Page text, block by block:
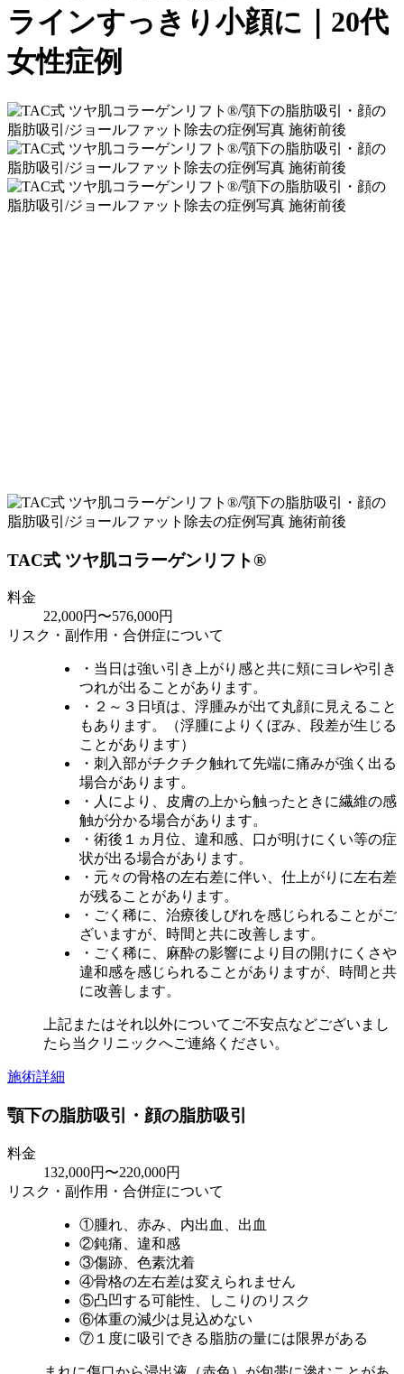
ラインすっきり小顔に｜20代
女性症例
TAC式 ツヤ肌コラーゲンリフト®
料金
22,000円〜576,000円
リスク・副作用・合併症について
・当日は強い引き上がり感と共に頬にヨレや引き
つれが出ることがあります。
・２～３日頃は、浮腫みが出て丸顔に見えること
もあります。（浮腫によりくぼみ、段差が生じる
ことがあります）
・刺入部がチクチク触れて先端に痛みが強く出る
場合があります。
・人により、皮膚の上から触ったときに繊維の感
触が分かる場合があります。
・術後１ヵ月位、違和感、口が明けにくい等の症
状が出る場合があります。
・元々の骨格の左右差に伴い、仕上がりに左右差
が残ることがあります。
・ごく稀に、治療後しびれを感じられることがご
ざいますが、時間と共に改善します。
・ごく稀に、麻酔の影響により目の開けにくさや
違和感を感じられることがありますが、時間と共
に改善します。
上記またはそれ以外についてご不安点などございまし
たら当クリニックへご連絡ください。
施術詳細
顎下の脂肪吸引・顔の脂肪吸引
料金
132,000円〜220,000円
リスク・副作用・合併症について
①腫れ、赤み、内出血、出血
②鈍痛、違和感
③傷跡、色素沈着
④骨格の左右差は変えられません
⑤凸凹する可能性、しこりのリスク
⑥体重の減少は見込めない
⑦１度に吸引できる脂肪の量には限界がある